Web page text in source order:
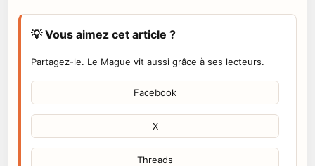
💡 Vous aimez cet article ?
Partagez-le. Le Mague vit aussi grâce à ses lecteurs.
Facebook
X
Threads